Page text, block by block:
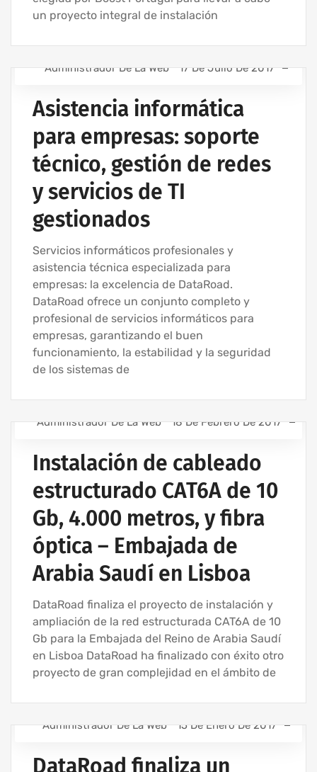
un proyecto integral de instalación
ASISTENCIA INFORMÁTICA - SERVICIOS INFORMÁTICOS
PARA EMPRESAS
EMPRESA DE INFORMÁTICA Y SERVICIOS INFORMÁTICOS
MANTENIMIENTO INFORMÁTICO PARA EMPRESAS
SERVICIOS INFORMÁTICOS Y ASISTENCIA INFORMÁTICA
Administrador De La Web 17 De Julio De 2017
Asistencia informática
para empresas: soporte
técnico, gestión de redes
y servicios de TI
gestionados
Servicios informáticos profesionales y
asistencia técnica especializada para
empresas: la excelencia de DataRoad.
DataRoad ofrece un conjunto completo y
profesional de servicios informáticos para
empresas, garantizando el buen
funcionamiento, la estabilidad y la seguridad
de los sistemas de
RED INFORMÁTICA ESTRUCTURADA
Administrador De La Web 18 De Febrero De 2017
Instalación de cableado
estructurado CAT6A de 10
Gb, 4.000 metros, y fibra
óptica – Embajada de
Arabia Saudí en Lisboa
DataRoad finaliza el proyecto de instalación y
ampliación de la red estructurada CAT6A de 10
Gb para la Embajada del Reino de Arabia Saudí
en Lisboa DataRoad ha finalizado con éxito otro
proyecto de gran complejidad en el ámbito de
RED INFORMÁTICA ESTRUCTURADA
Administrador De La Web 15 De Enero De 2017
DataRoad finaliza un